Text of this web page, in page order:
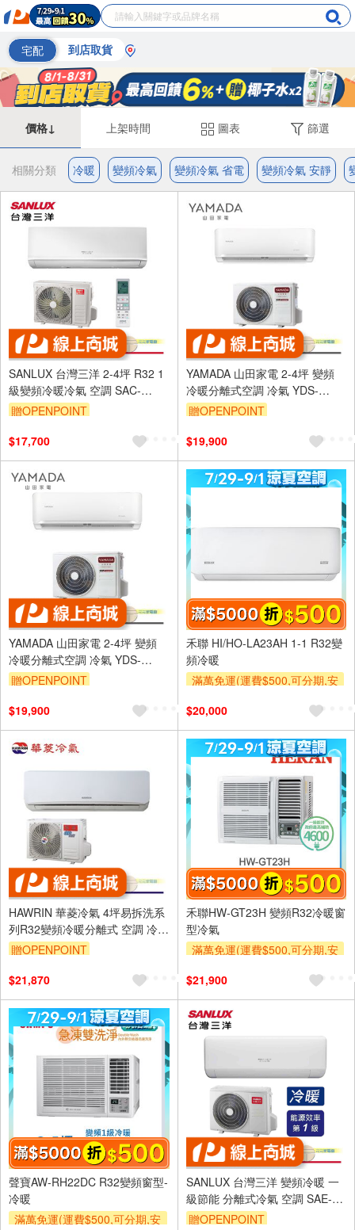
宅配 到店取貨
價格↓ 上架時間 圖表 篩選
相關分類 冷暖 變頻冷氣 變頻冷氣 省電 變頻冷氣 安靜
SANLUX 台灣三洋 2-4坪 R32 1
級變頻冷暖冷氣 空調 SAC-
V22HR3/SAE-V22HR3
贈OPENPOINT
$17,700
YAMADA 山田家電 2-4坪 變頻
冷暖分離式空調 冷氣 YDS-
FN23H/YDC-FN23H
贈OPENPOINT
$19,900
YAMADA 山田家電 2-4坪 變頻
冷暖分離式空調 冷氣 YDS-
FN23AH/YDC-FN23AH
贈OPENPOINT
$19,900
禾聯 HI/HO-LA23AH 1-1 R32變
頻冷暖
滿萬免運(運費$500,可分期,安
及使用6期以上分期0利率,需付
基本安裝運費)
滿額折$500
$20,000
HAWRIN 華菱冷氣 4坪易拆洗系
列R32變頻冷暖分離式 空調 冷氣
DTC-28KIGSH/DNE-28KIGSH
贈OPENPOINT
$21,870
禾聯HW-GT23H 變頻R32冷暖窗
型冷氣
滿萬免運(運費$500,可分期,安
及使用6期以上分期0利率,需付
基本安裝運費)
滿額折$500
$21,900
聲寶AW-RH22DC R32變頻窗型-
冷暖
滿萬免運(運費$500,可分期,安
SANLUX 台灣三洋 變頻冷暖 一
級節能 分離式冷氣 空調 SAE-
V23HJ3/SAC-V23HJ3
贈OPENPOINT